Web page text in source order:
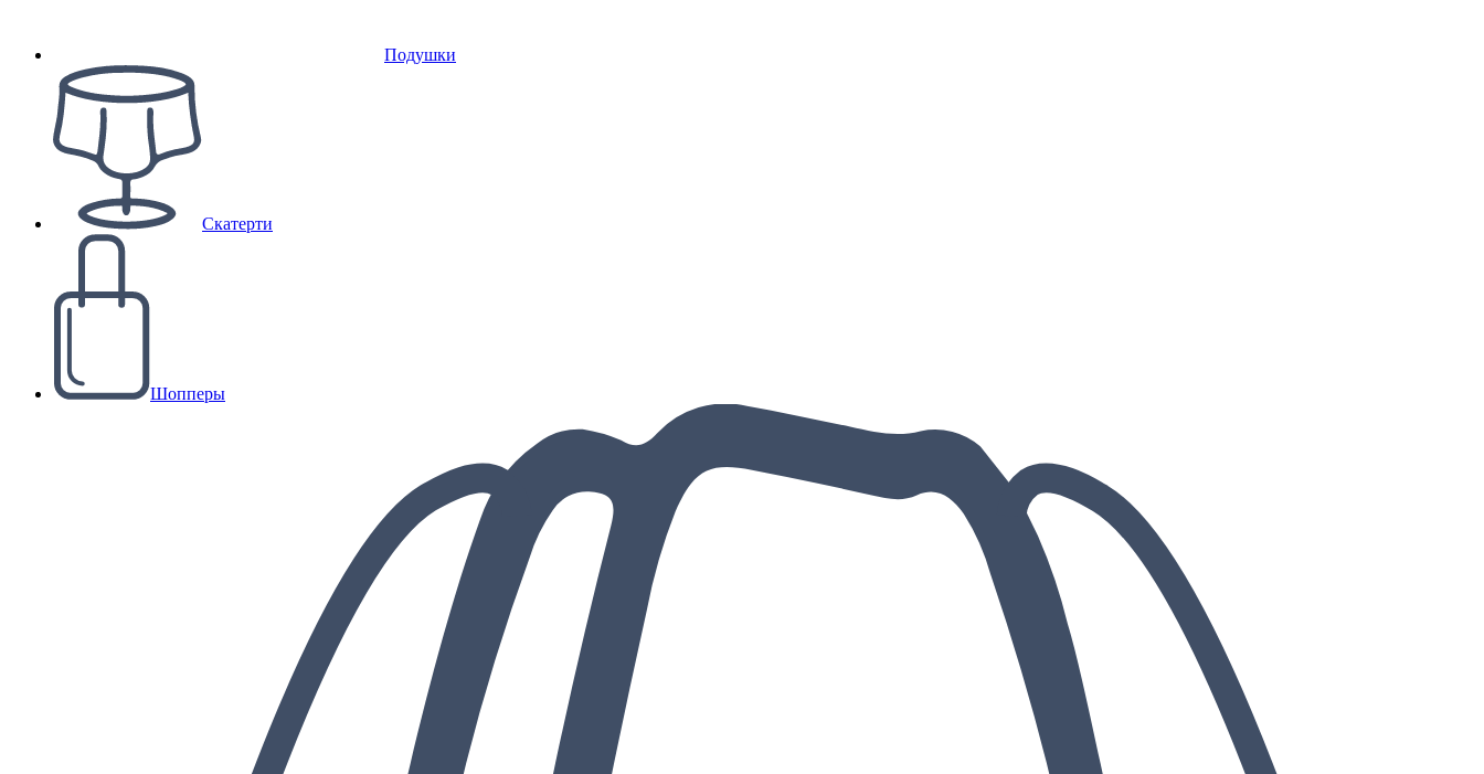
Подушки
Скатерти
Шопперы